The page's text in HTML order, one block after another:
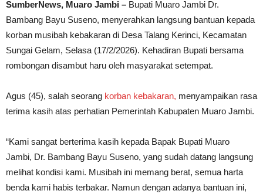
SumberNews, Muaro Jambi – Bupati Muaro Jambi Dr.
Bambang Bayu Suseno, menyerahkan langsung bantuan kepada
korban musibah kebakaran di Desa Talang Kerinci, Kecamatan
Sungai Gelam, Selasa (17/2/2026). Kehadiran Bupati bersama
rombongan disambut haru oleh masyarakat setempat.
Agus (45), salah seorang korban kebakaran, menyampaikan rasa
terima kasih atas perhatian Pemerintah Kabupaten Muaro Jambi.
“Kami sangat berterima kasih kepada Bapak Bupati Muaro
Jambi, Dr. Bambang Bayu Suseno, yang sudah datang langsung
melihat kondisi kami. Musibah ini memang berat, semua harta
benda kami habis terbakar. Namun dengan adanya bantuan ini,